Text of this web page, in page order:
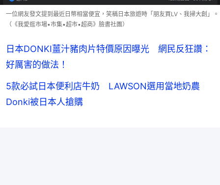
一位網友發文提到最近日幣相當便宜，笑稱日本旅遊時「朋友買LV、我掃大創」。
（《我愛逛市場•市集•超市•超商》臉書社團）
日本DONKI薑汁豬肉片特價原因曝光 網民反狂讚：
好厲害的做法！
5款必試日本便利店牛奶 LAWSON選用當地奶農
Donki被日本人搶購